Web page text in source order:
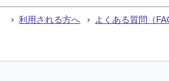
利用される方へ よくある質問（